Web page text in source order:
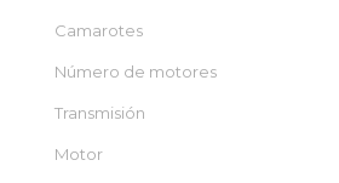
Camarotes
Número de motores
Transmisión
Motor